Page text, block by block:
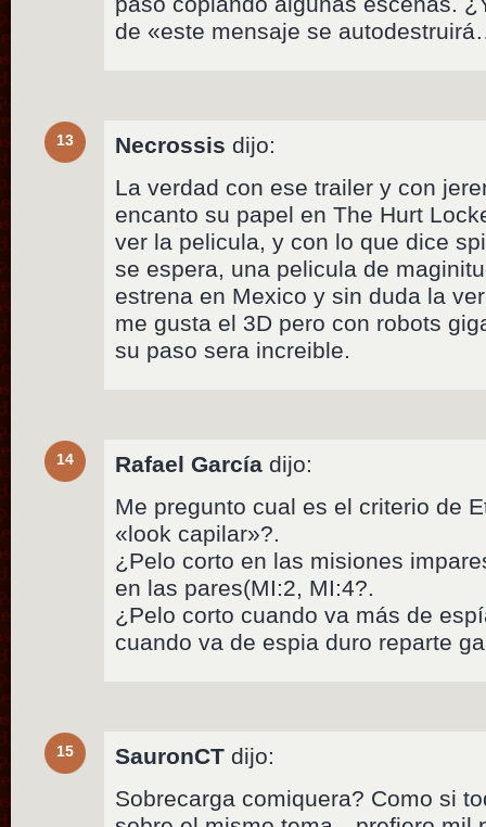
de «este mensaje se
13 Necrossis dijo:
La verdad con ese trailer y con
encanto su papel en The Hurt
ver la pelicula, y con lo que dice
se espera, una pelicula de
estrena en Mexico y sin duda la
me gusta el 3D pero con robots
su paso sera increible.
14 Rafael García dijo:
Me pregunto cual es el criterio de
«look capilar»?.
¿Pelo corto en las misiones
en las pares(MI:2, MI:4?.
¿Pelo corto cuando va más de
cuando va de espia duro reparte
15 SauronCT dijo:
Sobrecarga comiquera? Como si